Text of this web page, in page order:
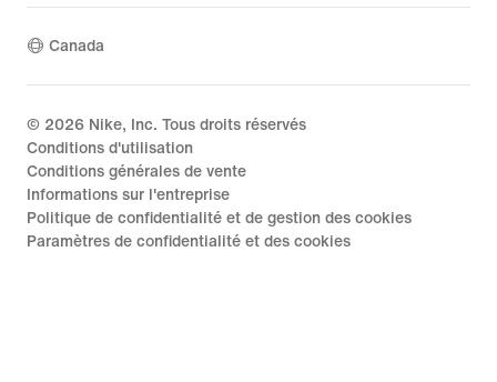
Canada
© 2026 Nike, Inc. Tous droits réservés
Conditions d'utilisation
Conditions générales de vente
Informations sur l'entreprise
Politique de confidentialité et de gestion des cookies
Paramètres de confidentialité et des cookies